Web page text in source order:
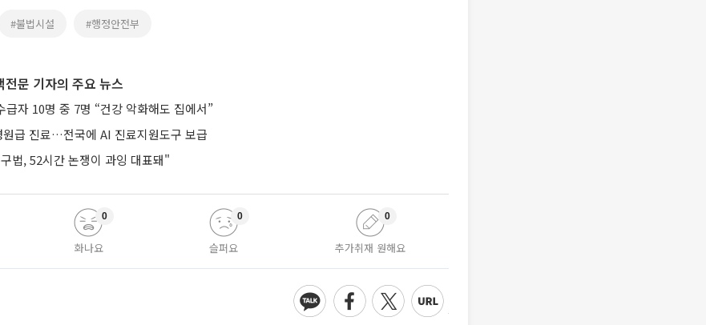
#불법시설 #행정안전부
문 기자의 주요 뉴스
급자 10명 중 7명 “건강 악화해도 집에서”
급 진료…전국에 AI 진료지원도구 보급
법, 52시간 논쟁이 과잉 대표돼"
화나요
0
슬퍼요
0
추가취재 원해요
0